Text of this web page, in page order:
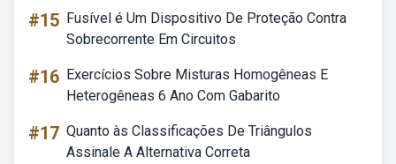
#15 Fusível é Um Dispositivo De Proteção Contra
Sobrecorrente Em Circuitos
#16 Exercícios Sobre Misturas Homogêneas E
Heterogêneas 6 Ano Com Gabarito
#17 Quanto às Classificações De Triângulos
Assinale A Alternativa Correta